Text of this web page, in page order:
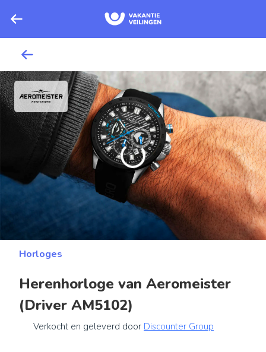
Horloges
Herenhorloge van Aeromeister
(Driver AM5102)
Verkocht en geleverd door Discounter Group